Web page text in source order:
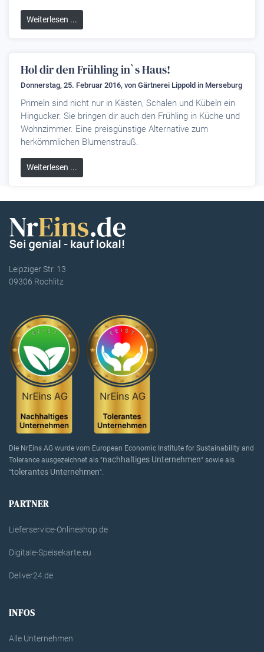
Weiterlesen ...
Hol dir den Frühling in`s Haus!
Donnerstag, 25. Februar 2016, von Gärtnerei Lippold in Merseburg
Primeln sind nicht nur in Kästen, Schalen und Kübeln ein
Hingucker. Sie bringen dir auch den Frühling in Küche und
Wohnzimmer. Eine preisgünstige Alternative zum
herkömmlichen Blumenstrauß.
Weiterlesen ...
Leipziger Str. 13
09306 Rochlitz
Die NrEins AG wurde vom European Economic Institute for Sustainability and
Tolerance ausgezeichnet als "nachhaltiges Unternehmen" sowie als
"tolerantes Unternehmen".
PARTNER
Lieferservice-Onlineshop.de
Digitale-Speisekarte.eu
Deliver24.de
INFOS
Alle Unternehmen